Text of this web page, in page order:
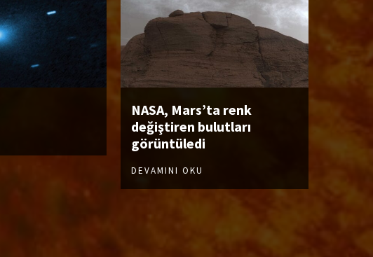
NASA, Mars’ta renk
değiştiren bulutları
görüntüledi
DEVAMINI OKU